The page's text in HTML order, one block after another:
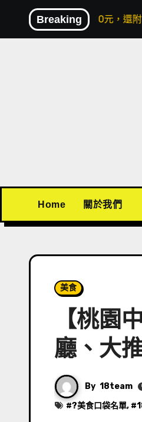
content
Breaking
還附早餐與大浴池超高CP值！
Home 關於我們
美食
【桃園
廳、大
By 18team
#?美食口袋名單, #